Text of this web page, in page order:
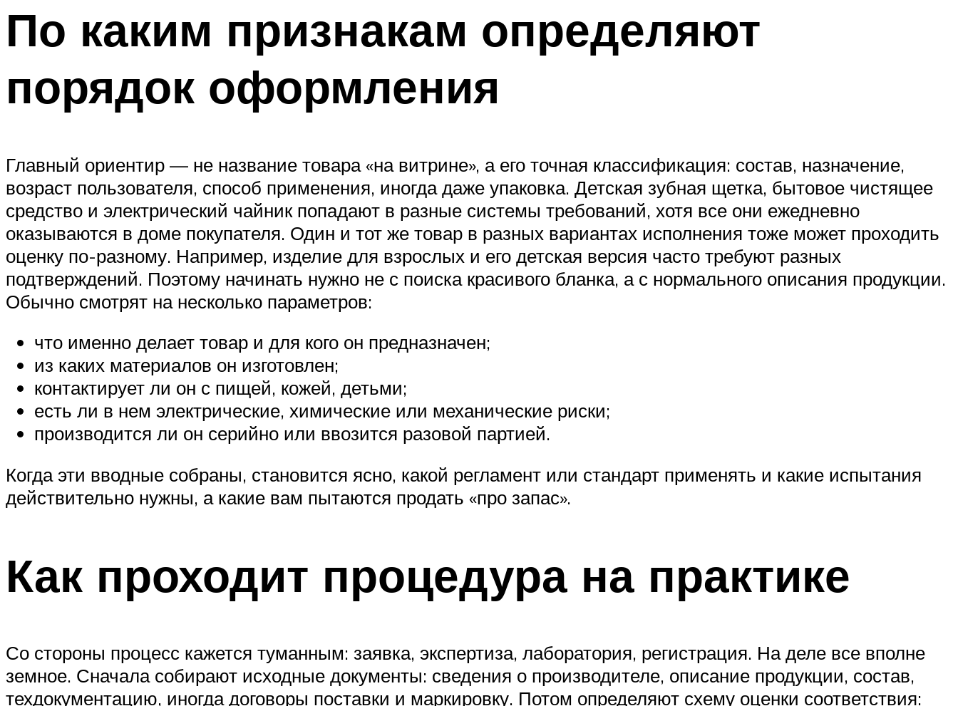
По каким признакам определяют
порядок оформления
Главный ориентир — не название товара «на витрине», а его точная классификация: состав, назначение,
возраст пользователя, способ применения, иногда даже упаковка. Детская зубная щетка, бытовое чистящее
средство и электрический чайник попадают в разные системы требований, хотя все они ежедневно
оказываются в доме покупателя. Один и тот же товар в разных вариантах исполнения тоже может проходить
оценку по-разному. Например, изделие для взрослых и его детская версия часто требуют разных
подтверждений. Поэтому начинать нужно не с поиска красивого бланка, а с нормального описания продукции.
Обычно смотрят на несколько параметров:
что именно делает товар и для кого он предназначен;
из каких материалов он изготовлен;
контактирует ли он с пищей, кожей, детьми;
есть ли в нем электрические, химические или механические риски;
производится ли он серийно или ввозится разовой партией.
Когда эти вводные собраны, становится ясно, какой регламент или стандарт применять и какие испытания
действительно нужны, а какие вам пытаются продать «про запас».
Как проходит процедура на практике
Со стороны процесс кажется туманным: заявка, экспертиза, лаборатория, регистрация. На деле все вполне
земное. Сначала собирают исходные документы: сведения о производителе, описание продукции, состав,
техдокументацию, иногда договоры поставки и маркировку. Потом определяют схему оценки соответствия: